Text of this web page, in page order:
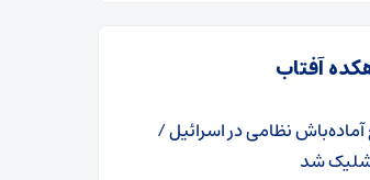
آفتاب
آماده‌باش نظامی در اسرائیل /
شلیک شد